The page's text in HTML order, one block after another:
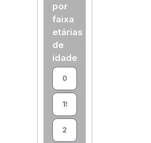
por
faixa
etárias
de
idade